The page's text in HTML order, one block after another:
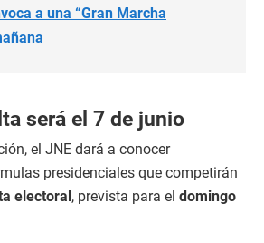
a una “Gran Marcha
será el 7 de junio
el JNE dará a conocer
presidenciales que competirán
electoral, prevista para el domingo